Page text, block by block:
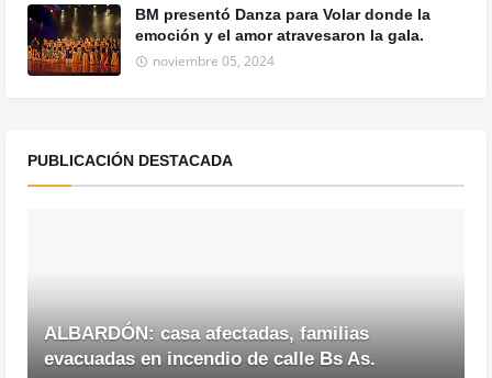
BM presentó Danza para Volar donde la
emoción y el amor atravesaron la gala.
noviembre 05, 2024
PUBLICACIÓN DESTACADA
ALBARDÓN: casa afectadas, familias
evacuadas en incendio de calle Bs As.